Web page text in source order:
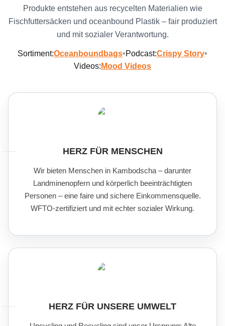
Produkte entstehen aus recycelten Materialien wie
Fischfuttersäcken und oceanbound Plastik – fair produziert
und mit sozialer Verantwortung.
Sortiment:Oceanboundbags•Podcast:Crispy Story•
Videos: Mood Videos
HERZ FÜR MENSCHEN
Wir bieten Menschen in Kambodscha – darunter
Landminenopfern und körperlich beeinträchtigten
Personen – eine faire und sichere Einkommensquelle.
WFTO-zertifiziert und mit echter sozialer Wirkung.
HERZ FÜR UNSERE UMWELT